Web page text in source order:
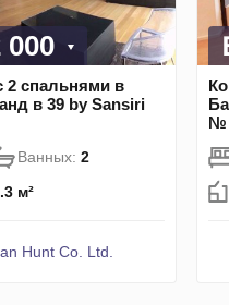
000
2 спальнями в
в 39 by Sansiri
Ванных: 2
м²
Hunt Co. Ltd.
№